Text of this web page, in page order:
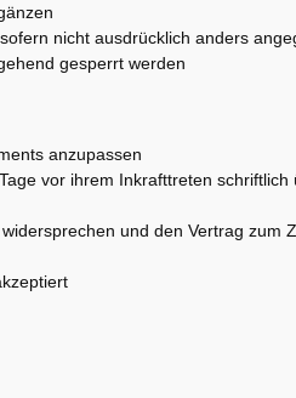
nicht ausdrücklich anders
gesperrt werden
anzupassen
vor ihrem Inkrafttreten
und den Vertrag zum